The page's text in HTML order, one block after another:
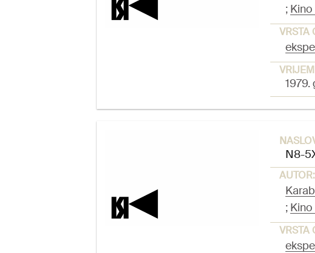
;
VRSTA
1979.
N8-
AUTOR:
;
VRSTA